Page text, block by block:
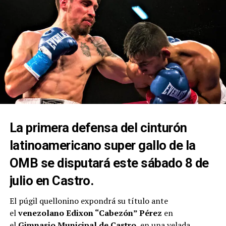
La primera defensa del cinturón
latinoamericano super gallo de la
OMB se disputará este sábado 8 de
julio en Castro.
El púgil quellonino expondrá su título ante
elvenezolano Edixon “Cabezón” Pérez en